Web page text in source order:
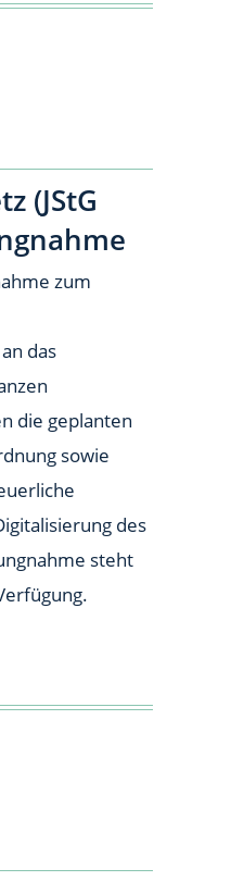
(JStG
zum
das
die geplanten
sowie
des
steht